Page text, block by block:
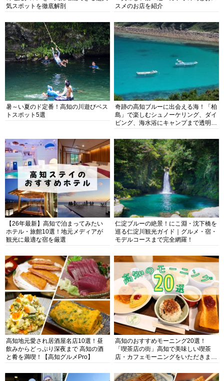
気スポットを徹底解剖
スメのお店を紹介
暑～い夏のド定番！高知の川遊びベス
トスポット5選
奇跡の高知ブルーに出会える海！「柏
島」で楽しむシュノーケリング、ダイ
ビング、海水浴にキャンプまで透明度
【26年最新】高知で泊まってみたい
ホテル・旅館10選！地元メディアが
観光に最適な宿を厳選
仁淀ブルーの絶景！にこ淵・沈下橋を
巡る仁淀川観光ガイド｜グルメ・宿・
モデルコースまで完全網羅！
高知地元愛され居酒屋名店10選！昼
飲みからどっぷり深夜まで 高知の酒
と肴を満喫！【高知グルメPro】
高知のおすすめモーニング20選！
「喫茶店の街」高知で美味しい喫茶
店・カフェモーニングをいただきま